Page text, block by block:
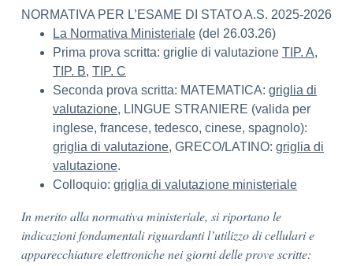
NORMATIVA PER L’ESAME DI STATO A.S. 2025-2026
La Normativa Ministeriale (del 26.03.26)
Prima prova scritta: griglie di valutazione TIP. A,
TIP. B, TIP. C
Seconda prova scritta: MATEMATICA: griglia di
valutazione, LINGUE STRANIERE (valida per
inglese, francese, tedesco, cinese, spagnolo):
griglia di valutazione, GRECO/LATINO: griglia di
valutazione.
Colloquio: griglia di valutazione ministeriale
In merito alla normativa ministeriale, si riportano le
indicazioni fondamentali riguardanti l’utilizzo di cellulari e
apparecchiature elettroniche nei giorni delle prove scritte: